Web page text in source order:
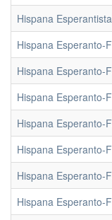
Hispana
Hispana Esperanto-
Hispana Esperanto-
Hispana Esperanto-
Hispana Esperanto-
Hispana Esperanto-
Hispana Esperanto-
Hispana Esperanto-